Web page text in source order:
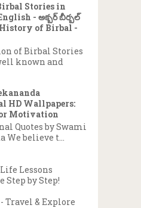
Stories in
- అక్బర్ బీర్బల్
of Birbal -
of Birbal Stories
known and
HD Wallpapers:
Motivation
Quotes by Swami
We believe t...
Lessons
Step by Step!
- Travel & Explore